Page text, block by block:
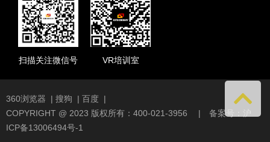
扫描关注微信号 VR培训室
360浏览器 | 搜狗 | 百度
|
COPYRIGHT @ 2023 版权所有：400-021-3956 | 备案号：
沪
ICP备13006494号-1